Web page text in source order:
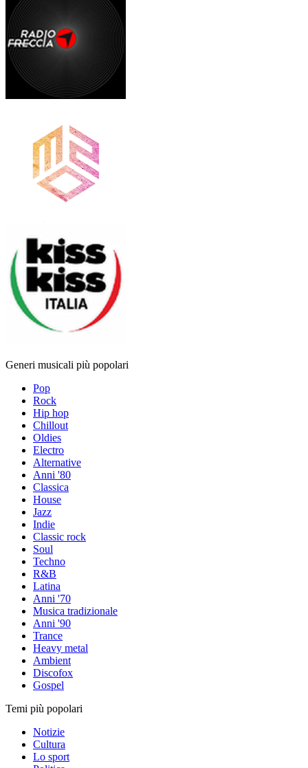
Generi musicali più popolari
Pop
Rock
Hip hop
Chillout
Oldies
Electro
Alternative
Anni '80
Classica
House
Jazz
Indie
Classic rock
Soul
Techno
R&B
Latina
Anni '70
Musica tradizionale
Anni '90
Trance
Heavy metal
Ambient
Discofox
Gospel
Temi più popolari
Notizie
Cultura
Lo sport